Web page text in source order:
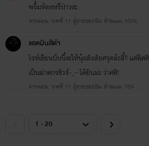
พริ้มท้องหรึป่าวงะ
จากตอน: บทที่ 11 ผู้ชายของฉัน ห้ามแตะ 100%
แอดมินสีดำ
ไรท์เขียนบั่บนี้จะให้นุ้งสังสัยศรุตล้ะสี้!! แต่อิศศิ
เป็นฆ่าตกรชัวร์-_- ได้ยินม่ะ ว่าศศิ!
จากตอน: บทที่ 11 ผู้ชายของฉัน ห้ามแตะ 75%